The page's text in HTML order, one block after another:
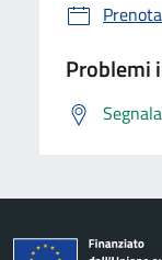
Problemi